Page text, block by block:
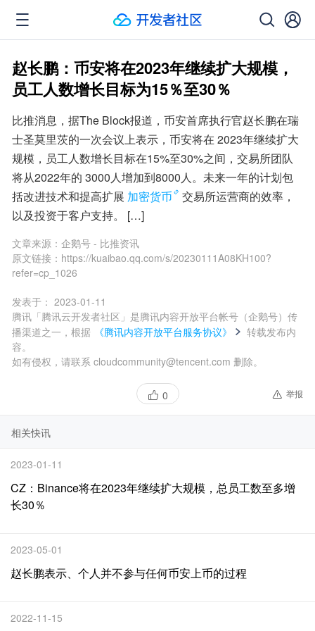
赵长鹏：币安将在2023年继续扩大规模，
员工人数增长目标为15％至30％
比推消息，据The Block报道，币安首席执行官赵长鹏在瑞
士圣莫里茨的一次会议上表示，币安将在 2023年继续扩大
规模，员工人数增长目标在15%至30%之间，交易所团队
将从2022年的 3000人增加到8000人。未来一年的计划包
括改进技术和提高扩展 加密货币
交易所运营商的效率，
以及投资于客户支持。 […]
文章来源： 企鹅号 - 比推资讯
原文链接： https://kuaibao.qq.com/s/20230111A08KH100?
refer=cp_1026
发表于： 2023-01-11
腾讯「腾讯云开发者社区」是腾讯内容开放平台帐号（企鹅号）传
播渠道之一，根据
《腾讯内容开放平台服务协议》
转载发布内
容。
如有侵权，请联系 cloudcommunity@tencent.com 删除。
0 举报
相关快讯
2023-01-11
CZ：Binance将在2023年继续扩大规模，总员工数至多增
长30％
2023-05-01
赵长鹏表示、个人并不参与任何币安上币的过程
2022-11-15